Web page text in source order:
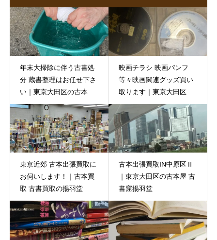
年末大掃除に伴う古書処
分 蔵書整理はお任せ下さ
い｜東京大田区の古本出
張買取専門店
映画チラシ 映画パンフ
等々映画関連グッズ買い
取ります｜東京大田区の
古本出張買取 古書窟揚羽
堂
東京近郊 古本出張買取に
お伺いします！｜古本買
取 古書買取の揚羽堂
古本出張買取IN中原区Ⅱ
｜東京大田区の古本屋 古
書窟揚羽堂